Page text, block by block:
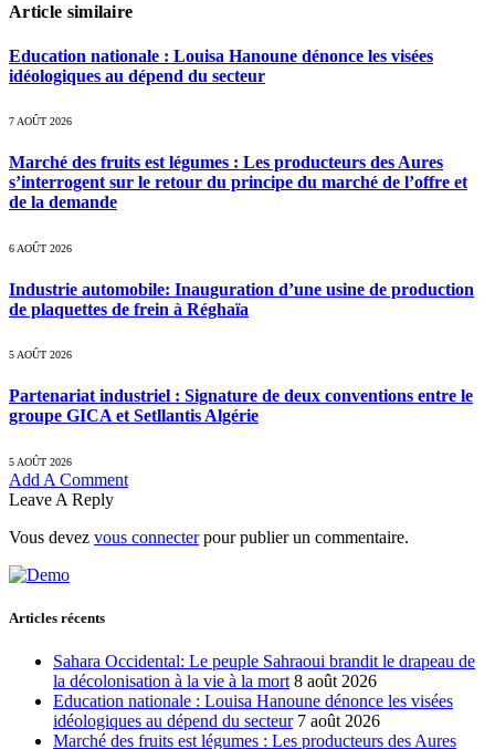
Article similaire
Education nationale : Louisa Hanoune dénonce les visées
idéologiques au dépend du secteur
7 AOÛT 2026
Marché des fruits est légumes : Les producteurs des Aures
s’interrogent sur le retour du principe du marché de l’offre et
de la demande
6 AOÛT 2026
Industrie automobile: Inauguration d’une usine de production
de plaquettes de frein à Réghaïa
5 AOÛT 2026
Partenariat industriel : Signature de deux conventions entre le
groupe GICA et Setllantis Algérie
5 AOÛT 2026
Add A Comment
Leave A Reply
Vous devez vous connecterpour publier un commentaire.
Articles récents
Sahara Occidental: Le peuple Sahraoui brandit le drapeau de
la décolonisation à la vie à la mort 8 août 2026
Education nationale : Louisa Hanoune dénonce les visées
idéologiques au dépend du secteur 7 août 2026
Marché des fruits est légumes : Les producteurs des Aures